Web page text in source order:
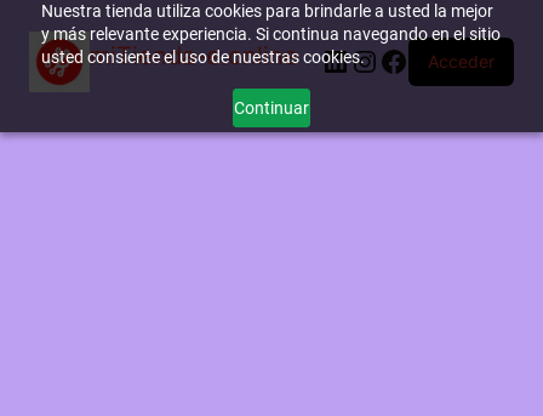
Nuestra tienda utiliza cookies para brindarle a usted la mejor
y más relevante experiencia. Si continua navegando en el sitio
usted consiente el uso de nuestras cookies.
Continuar
miTienda-e.online LinkedIn
Instagram
Facebook
Acceder